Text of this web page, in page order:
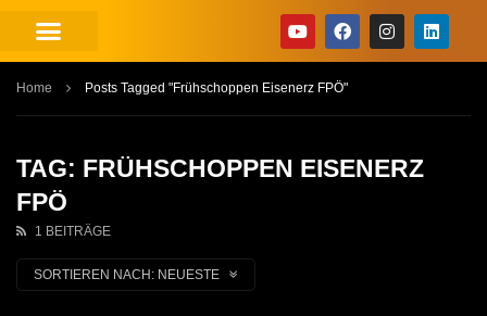
Home Posts Tagged "Frühschoppen Eisenerz FPÖ"
TAG: FRÜHSCHOPPEN EISENERZ
FPÖ
1 BEITRÄGE
SORTIEREN NACH: NEUESTE